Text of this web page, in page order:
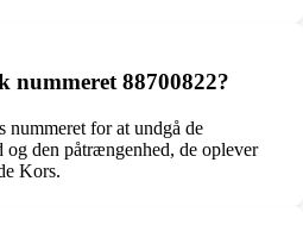
88700822?
nummeret for at undgå de
og den påtrængenhed, de oplever
Kors.